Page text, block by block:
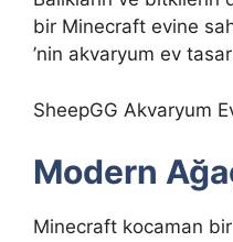
bir Minecraft evine
’nin akvaryum ev
SheepGG Akvaryum
Modern
Minecraft kocaman